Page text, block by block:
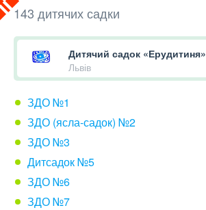
143 дитячих садки
Дитячий садок «Ерудитиня»
Львів
ЗДО №1
ЗДО (ясла-садок) №2
ЗДО №3
Дитсадок №5
ЗДО №6
ЗДО №7